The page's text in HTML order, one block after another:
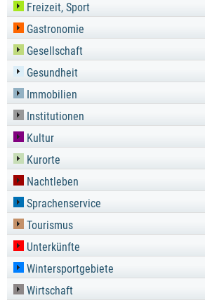
Freizeit, Sport
Gastronomie
Gesellschaft
Gesundheit
Immobilien
Institutionen
Kultur
Kurorte
Nachtleben
Sprachenservice
Tourismus
Unterkünfte
Wintersportgebiete
Wirtschaft